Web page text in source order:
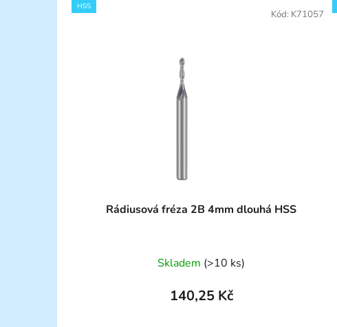
HSS
Rádiusová fréza 2B 4mm dlouhá HSS
Skladem (>10 ks)
140,25 Kč
Kód: K71057